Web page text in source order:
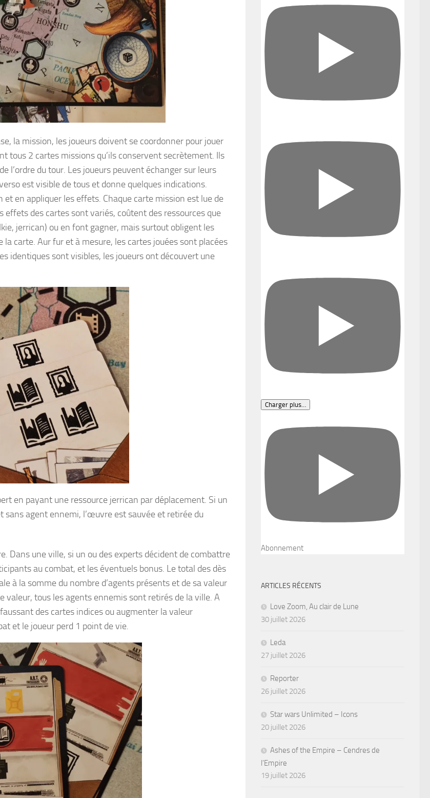
la mission, les joueurs doivent se coordonner pour jouer
tous 2 cartes missions qu’ils conservent secrètement. Ils
l’ordre du tour. Les joueurs peuvent échanger sur leurs
est visible de tous et donne quelques indications.
en appliquer les effets. Chaque carte mission est lue de
effets des cartes sont variés, coûtent des ressources que
jerrican) ou en font gagner, mais surtout obligent les
carte. Aur fur et à mesure, les cartes jouées sont placées
identiques sont visibles, les joueurs ont découvert une
en payant une ressource jerrican par déplacement. Si un
agent ennemi, l’œuvre est sauvée et retirée du
Dans une ville, si un ou des experts décident de combattre
au combat, et les éventuels bonus. Le total des dès
à la somme du nombre d’agents présents et de sa valeur
valeur, tous les agents ennemis sont retirés de la ville. A
des cartes indices ou augmenter la valeur
et le joueur perd 1 point de vie.
Charger plus…
Abonnement
ARTICLES RÉCENTS
Love Zoom, Au clair de Lune
30 juillet 2026
Leda
27 juillet 2026
Reporter
26 juillet 2026
Star wars Unlimited – Icons
20 juillet 2026
Ashes of the Empire – Cendres de
l’Empire
19 juillet 2026